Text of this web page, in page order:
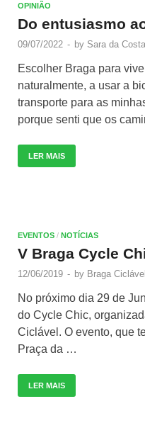
OPINIÃO
Do entusiasmo
09/07/2022 - by Sara da Costa
Escolher Braga para
naturalmente, a usar a
transporte para as
porque senti que os
LER MAIS
EVENTOS / NOTÍCIAS
V Braga Cycle
12/06/2019 - by Braga Ciclável
No próximo dia 29 de
do Cycle Chic,
Ciclável. O evento, que
Praça da …
LER MAIS